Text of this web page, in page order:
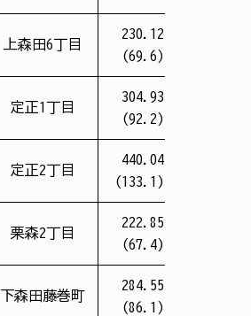
上森田6丁目
230.12
(69.6)
定正1丁目
304.93
(92.2)
定正2丁目
440.04
(133.1)
栗森2丁目
222.85
(67.4)
下森田藤巻町
284.55
(86.1)